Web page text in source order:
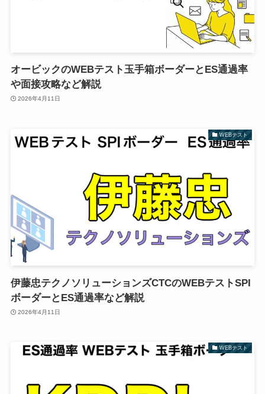
オービックのWEBテスト玉手箱ボーダーとES通過率
や面接攻略など解説
2026年4月11日
WEBテスト
伊藤忠テクノソリューションズCTCのWEBテストSPI
ボーダーとES通過率など解説
2026年4月11日
WEBテスト